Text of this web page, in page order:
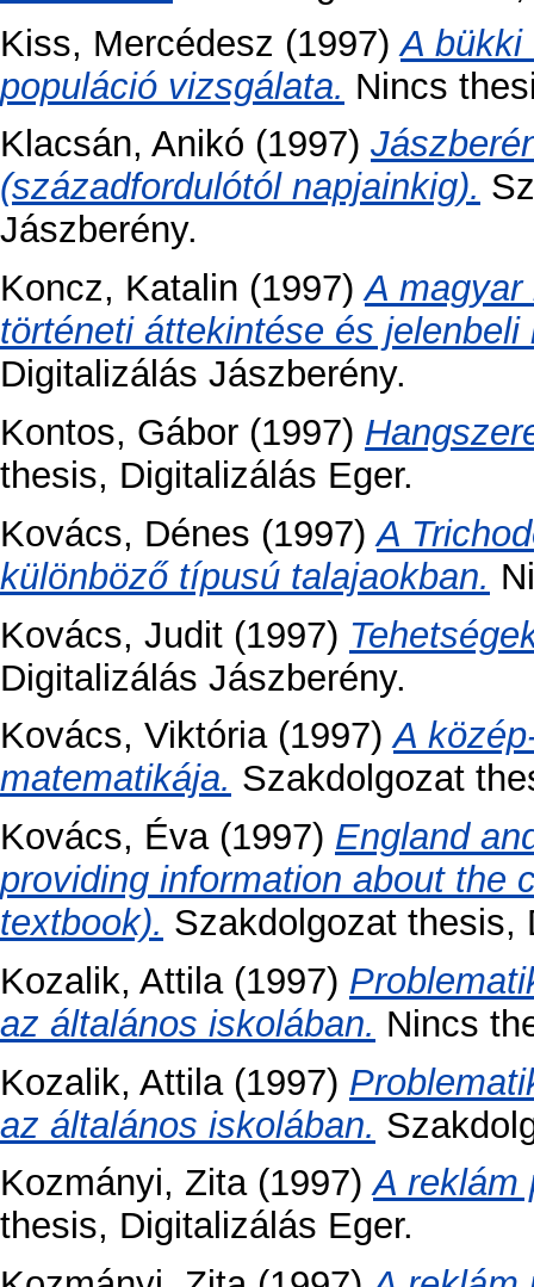
Kiss, Mercédesz (1997)A bükki
populáció vizsgálata. Nincs
Klacsán, Anikó (1997)
(századfordulótól napjainkig).
Jászberény.
Koncz, Katalin (1997)A
történeti áttekintése és
Digitalizálás Jászberény.
Kontos, Gábor (1997)
thesis, Digitalizálás Eger.
Kovács, Dénes (1997)A
különböző típusú talajaokban.
Kovács, Judit (1997)
Digitalizálás Jászberény.
Kovács, Viktória(1997)A
matematikája. Szakdolgozat
Kovács, Éva(1997) England
providing information about the
textbook). Szakdolgozat thesis,
Kozalik, Attila(1997)
az általános iskolában. Nincs
Kozalik, Attila(1997)
az általános iskolában.
Kozmányi, Zita(1997)A reklám
thesis, Digitalizálás Eger.